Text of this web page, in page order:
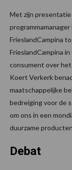
Met zijn
programmamanager
FrieslandCampina
FrieslandCampina
consument over
Koert Verkerk
maatschappelijke
bedreiging voor de
om ons in een
duurzame
Debat